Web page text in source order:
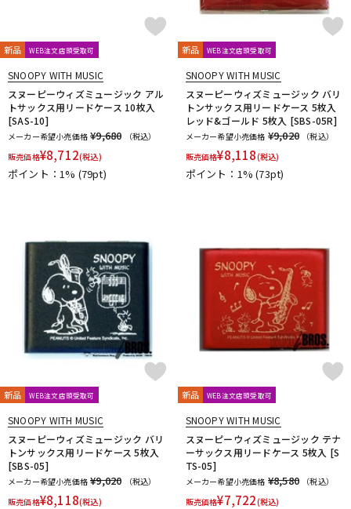
新品 WEB注文店頭受取可
SNOOPY WITH MUSIC
スヌーピーウィズミュージック アル
トサックス用リードケース 10枚入
[SAS-10]
メーカー希望小売価格 ¥9,680
（税込）
販売価格¥8,712(税込)
ポイント：1% (79pt)
新品 WEB注文店頭受取可
SNOOPY WITH MUSIC
スヌーピーウィズミュージック バリ
トンサックス用リードケース 5枚入
レッド&ゴールド 5枚入 [SBS-05R]
メーカー希望小売価格 ¥9,020
（税込）
販売価格¥8,118(税込)
ポイント：1%(73pt)
新品 WEB注文店頭受取可
SNOOPY WITH MUSIC
スヌーピーウィズミュージック バリ
トンサックス用リードケース 5枚入
[SBS-05]
メーカー希望小売価格 ¥9,020
（税込）
販売価格¥8,118(税込)
新品 WEB注文店頭受取可
SNOOPY WITH MUSIC
スヌーピーウィズミュージック テナ
ーサックス用リードケース 5枚入 [S
TS-05]
メーカー希望小売価格 ¥8,580
（税込）
販売価格¥7,722(税込)